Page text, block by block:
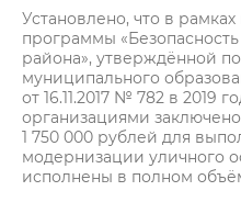
Установлено, что в
программы
района», утверждённой
муниципального
от 16.11.2017 № 782 в 2019
организациями
1 750 000 рублей для
модернизации уличного
исполнены в полном